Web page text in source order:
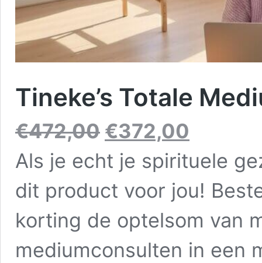
Tineke’s Totale
€472,00
Oorspronkelijke
prijs
€472,00.
€372,00
€372,00.
Als je echt je spirituele
dit product voor jou!
korting de optelsom van
mediumconsulten in een